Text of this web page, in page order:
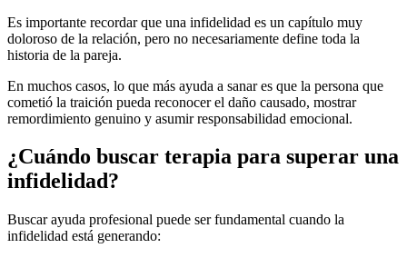
Es importante recordar que una infidelidad es un capítulo muy
doloroso de la relación, pero no necesariamente define toda la
historia de la pareja.
En muchos casos, lo que más ayuda a sanar es que la persona que
cometió la traición pueda reconocer el daño causado, mostrar
remordimiento genuino y asumir responsabilidad emocional.
¿Cuándo buscar terapia para superar una
infidelidad?
Buscar ayuda profesional puede ser fundamental cuando la
infidelidad está generando: